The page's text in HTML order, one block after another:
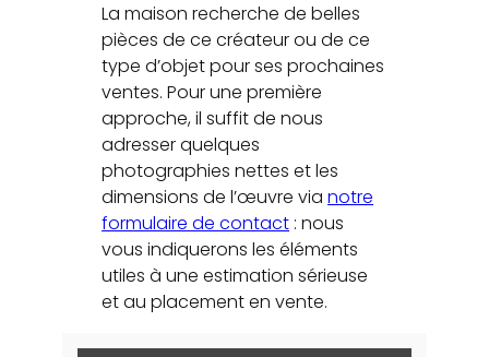
La maison recherche de belles
pièces de ce créateur ou de ce
type d’objet pour ses prochaines
ventes. Pour une première
approche, il suffit de nous
adresser quelques
photographies nettes et les
dimensions de l’œuvre vianotre
formulaire de contact : nous
vous indiquerons les éléments
utiles à une estimation sérieuse
et au placement en vente.